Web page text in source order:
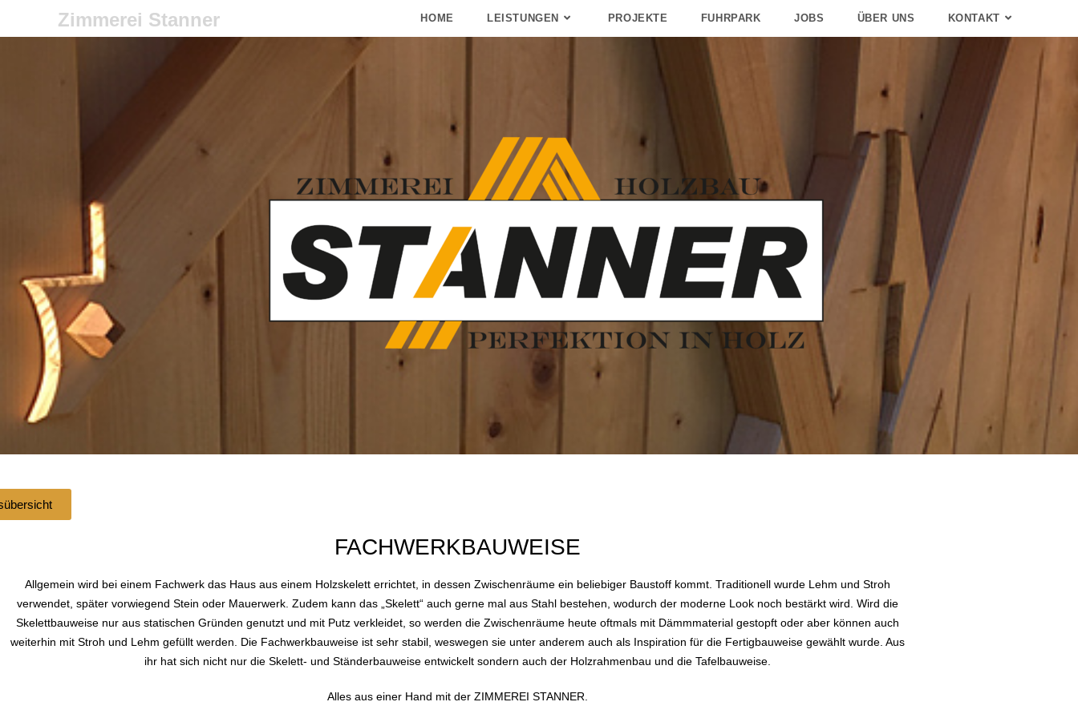
Zimmerei Stanner HOME LEISTUNGEN PROJEKTE FUHRPARK JOBS ÜBER UNS KONTAKT
FACHWERKBAUWEISE
Allgemein wird bei einem Fachwerk das Haus aus einem Holzskelett errichtet, in dessen Zwischenräume ein beliebiger Baustoff kommt. Traditionell wurde Lehm und Stroh
verwendet, später vorwiegend Stein oder Mauerwerk. Zudem kann das „Skelett“ auch gerne mal aus Stahl bestehen, wodurch der moderne Look noch bestärkt wird. Wird die
Skelettbauweise nur aus statischen Gründen genutzt und mit Putz verkleidet, so werden die Zwischenräume heute oftmals mit Dämmmaterial gestopft oder aber können auch
weiterhin mit Stroh und Lehm gefüllt werden. Die Fachwerkbauweise ist sehr stabil, weswegen sie unter anderem auch als Inspiration für die Fertigbauweise gewählt wurde. Aus
ihr hat sich nicht nur die Skelett- und Ständerbauweise entwickelt sondern auch der Holzrahmenbau und die Tafelbauweise.
Alles aus einer Hand mit der ZIMMEREI STANNER.